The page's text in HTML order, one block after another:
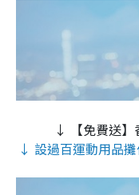
↓ 【免費送】
↓ 設過百運動用品